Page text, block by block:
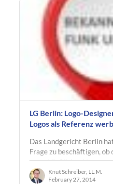
LG Berlin: Logo-
Logos als Referenz
Das Landgericht Berlin
Frage zu beschäftigen, ob
ausschließlicher
Firmenlogo den Designer
Knut Schreiber, LL.M.
February 27, 2014